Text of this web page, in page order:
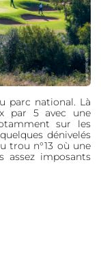
parc national. Là
par 5 avec une
sur les
dénivelés
trou n°13 où une
assez imposants